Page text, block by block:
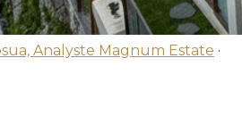
Analyste Magnum Estate ·